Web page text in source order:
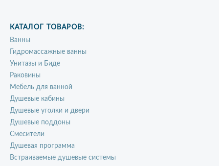
КАТАЛОГ ТОВАРОВ:
Ванны
Гидромассажные ванны
Унитазы и Биде
Раковины
Мебель для ванной
Душевые кабины
Душевые уголки и двери
Душевые поддоны
Смесители
Душевая программа
Встраиваемые душевые системы